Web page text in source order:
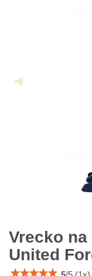
Vrecko
United